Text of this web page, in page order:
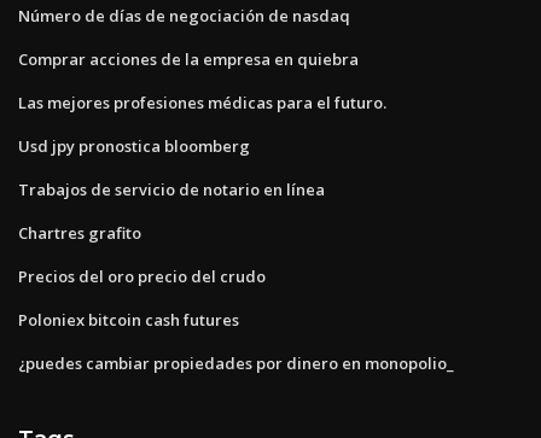
Número de días de negociación de nasdaq
Comprar acciones de la empresa en quiebra
Las mejores profesiones médicas para el futuro.
Usd jpy pronostica bloomberg
Trabajos de servicio de notario en línea
Chartres grafito
Precios del oro precio del crudo
Poloniex bitcoin cash futures
¿puedes cambiar propiedades por dinero en monopolio_